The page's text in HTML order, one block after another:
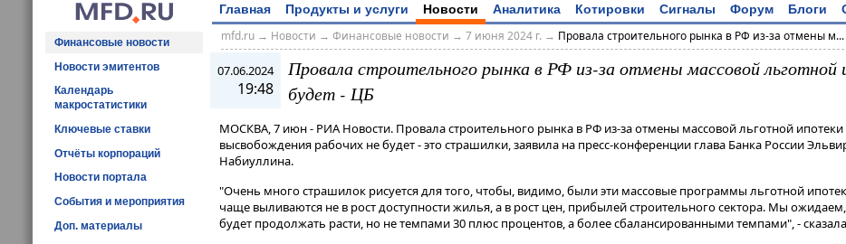
Главная Продукты и услуги Новости Аналитика Котировки Сигналы Форум Блоги
Финансовые новости
Новости эмитентов
Календарь
макростатистики
Ключевые ставки
Отчёты корпораций
Новости портала
События и мероприятия
Доп. материалы
mfd.ru→ Новости → Финансовые новости → 7 июня 2024 г. → Провала строительного рынка в РФ из-за отмены м...
07.06.2024
19:48
Провала строительного рынка в РФ из-за отмены массовой льготной
будет - ЦБ
МОСКВА, 7 июн - РИА Новости. Провала строительного рынка в РФ из-за отмены массовой льготной ипотеки
высвобождения рабочих не будет - это страшилки, заявила на пресс-конференции глава Банка России
Набиуллина.
"Очень много страшилок рисуется для того, чтобы, видимо, были эти массовые программы льготной
чаще выливаются не в рост доступности жилья, а в рост цен, прибылей строительного сектора​​​. Мы
будет продолжать расти, но не темпами 30 плюс процентов, а более сбалансированными темпами", -